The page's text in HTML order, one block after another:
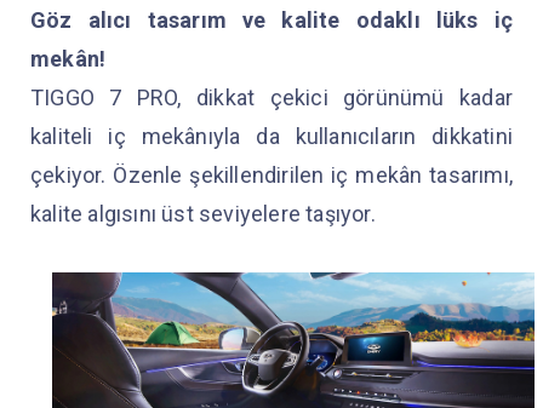
Göz alıcı tasarım ve kalite odaklı lüks iç
mekân!
TIGGO 7 PRO, dikkat çekici görünümü kadar
kaliteli iç mekânıyla da kullanıcıların dikkatini
çekiyor. Özenle şekillendirilen iç mekân tasarımı,
kalite algısını üst seviyelere taşıyor.